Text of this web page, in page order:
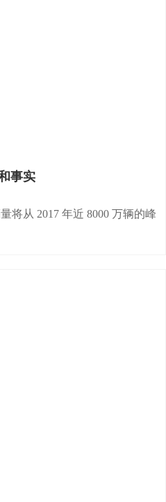
事实
将从 2017 年近 8000 万辆的峰